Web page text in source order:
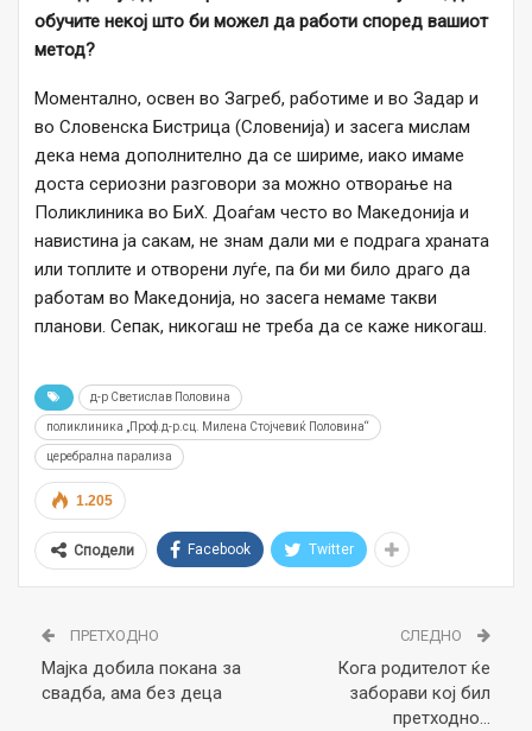
обучите некој што би можел да работи според вашиот
метод?
Моментално, освен во Загреб, работиме и во Задар и
во Словенска Бистрица (Словенија) и засега мислам
дека нема дополнително да се шириме, иако имаме
доста сериозни разговори за можно отворање на
Поликлиника во БиХ. Доаѓам често во Македонија и
навистина ја сакам, не знам дали ми е подрага храната
или топлите и отворени луѓе, па би ми било драго да
работам во Македонија, но засега немаме такви
планови. Сепак, никогаш не треба да се каже никогаш.
д-р Светислав Половина
поликлиника „Проф.д-р.сц. Милена Стојчевиќ Половина“
церебрална парализа
1.205
Сподели Facebook Twitter
ПРЕТХОДНО
Маjка добила покана за
свадба, ама без деца
СЛЕДНО
Кога родителот ќе
заборави кој бил
претходно…